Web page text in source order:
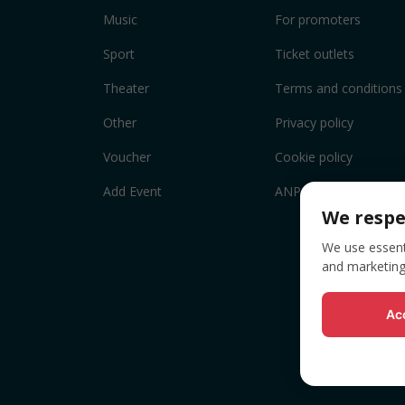
Music
Sport
Theater
Other
Voucher
Add Event
For promoters
Ticket outlets
Terms and conditions
Privacy policy
Cookie policy
ANPC
We
We use
and